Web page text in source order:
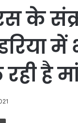
के
है
Print